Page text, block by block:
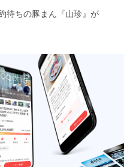
待ちの豚まん『山珍』が